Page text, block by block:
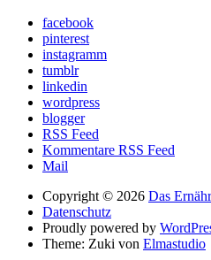
facebook
pinterest
instagramm
tumblr
linkedin
wordpress
blogger
RSS Feed
Kommentare RSS Feed
Mail
Copyright © 2026 Das
Datenschutz
Proudly powered by
Theme: Zuki von Elmastudio